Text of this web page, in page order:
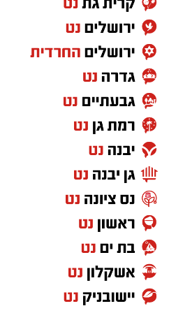
צבאית.
לכן, הטענה ש"חרדים לא
לא מתיישבת עם המציאות
ועזבו לרגע את דעתי
למדינה לא יכול לצפות
מעניקה. ולא חסרות דרכים
אתה חי, מגדל את ילדיך
אבל מעבר לשאלת השוויון
עצמי איזה מסר אנחנו
לציבור הישראלי ולעולם כולו.
מה הם רואים?
עם שמפוצל למחנות.